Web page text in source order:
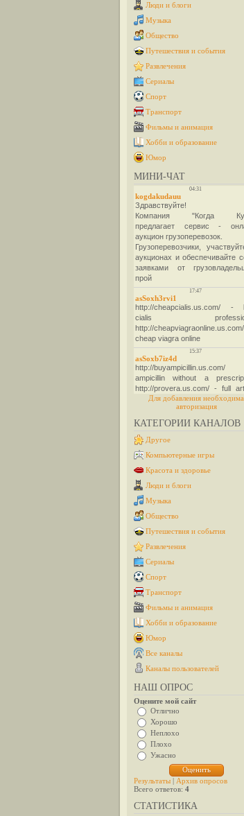
Люди и блоги
Музыка
Общество
Путешествия и события
Развлечения
Сериалы
Спорт
Транспорт
Фильмы и анимация
Хобби и образование
Юмор
МИНИ-ЧАТ
Для добавления необходима
авторизация
КАТЕГОРИИ КАНАЛОВ
Другое
Компьютерные игры
Красота и здоровье
Люди и блоги
Музыка
Общество
Путешествия и события
Развлечения
Сериалы
Спорт
Транспорт
Фильмы и анимация
Хобби и образование
Юмор
Все каналы
Каналы пользователей
НАШ ОПРОС
Оцените мой сайт
Отлично
Хорошо
Неплохо
Плохо
Ужасно
Результаты | Архив опросов
Всего ответов: 4
СТАТИСТИКА